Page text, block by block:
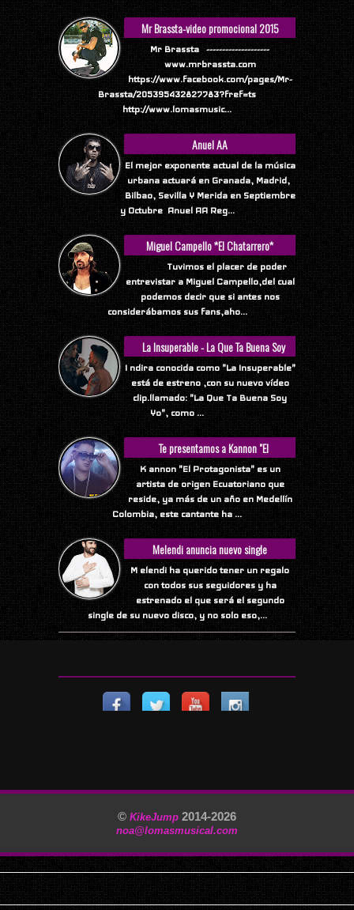
Mr Brassta-video promocional 2015
Mr Brassta --------------------
www.mrbrassta.com
https://www.facebook.com/pages/Mr-
Brassta/205395432827783?fref=ts
http://www.lomasmusic...
Anuel AA
El mejor exponente actual de la música
urbana actuará en Granada, Madrid,
Bilbao, Sevilla Y Merida en Septiembre
y Octubre Anuel AA Reg...
Miguel Campello *El Chatarrero*
Tuvimos el placer de poder
entrevistar a Miguel Campello,del cual
podemos decir que si antes nos
considerábamos sus fans,aho...
La Insuperable - La Que Ta Buena Soy
Yo
I ndira conocida como "La Insuperable"
está de estreno ,con su nuevo vídeo
clip.llamado: "La Que Ta Buena Soy
Yo", como ...
Te presentamos a Kannon "El
Protagonista"
K annon "El Protagonista" es un
artista de origen Ecuatoriano que
reside, ya más de un año en Medellín
Colombia, este cantante ha ...
Melendi anuncia nuevo single
M elendi ha querido tener un regalo
con todos sus seguidores y ha
estrenado el que será el segundo
single de su nuevo disco, y no solo eso,...
© KikeJump 2014-2026
noa@lomasmusical.com